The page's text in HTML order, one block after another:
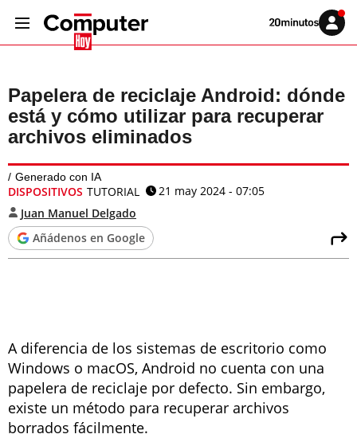
Volver
Iniciar
sesión
Papelera de reciclaje Android: dónde
está y cómo utilizar para recuperar
archivos eliminados
Generado con IA
DISPOSITIVOS TUTORIAL
21 may 2024 - 07:05
Juan Manuel Delgado
Añádenos en Google
A diferencia de los sistemas de escritorio como
Windows o macOS, Android no cuenta con una
papelera de reciclaje por defecto. Sin embargo,
existe un método para recuperar archivos
borrados fácilmente.